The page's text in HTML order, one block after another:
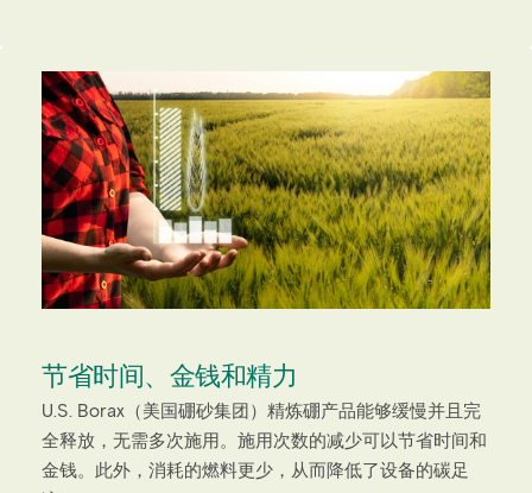
节省时间、金钱和精力
U.S. Borax（美国硼砂集团）精炼硼产品能够缓慢并且完
全释放，无需多次施用。施用次数的减少可以节省时间和
金钱。此外，消耗的燃料更少，从而降低了设备的碳足